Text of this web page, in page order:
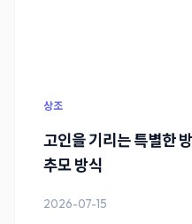
상조
고인을 기리는 특별한
추모 방식
2026-07-15